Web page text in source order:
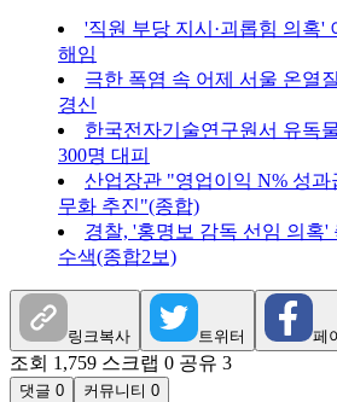
'직원 부당 지시·괴롭힘 의혹'
해임
극한 폭염 속 어제 서울 온열
경신
한국전자기술연구원서 유독
300명 대피
산업장관 "영업이익 N% 성
무화 추진"(종합)
경찰, '홍명보 감독 선임 의혹'
수색(종합2보)
링크복사 트위터 페
조회 1,759 스크랩 0 공유 3
댓글 0 커뮤니티 0